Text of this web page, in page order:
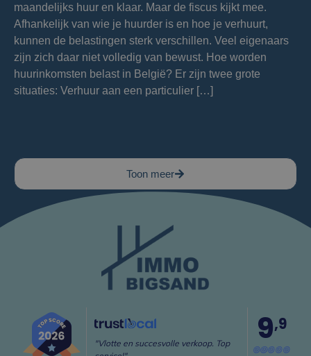
maandelijks huur en klaar. Maar de fiscus kijkt mee.
Afhankelijk van wie je huurder is en hoe je verhuurt,
kunnen de belastingen sterk verschillen. Veel eigenaars
zijn zich daar niet volledig van bewust. Hoe worden
huurinkomsten belast in België? Er zijn twee grote
situaties: Verhuur aan een particulier […]
Toon meer
9,9
"Vlotte en succesvolle verkoop. Top